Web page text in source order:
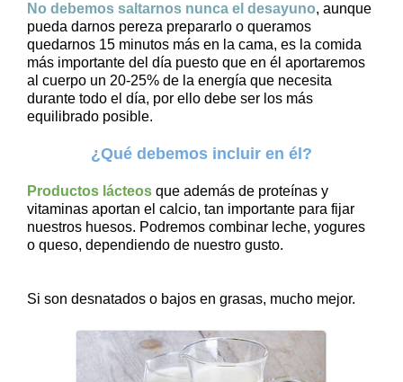
No debemos saltarnos nunca el desayuno, aunque
pueda darnos pereza prepararlo o queramos
quedarnos 15 minutos más en la cama, es la comida
más importante del día puesto que en él aportaremos
al cuerpo un 20-25% de la energía que necesita
durante todo el día, por ello debe ser los más
equilibrado posible.
¿Qué debemos incluir en él?
Productos lácteos que además de proteínas y
vitaminas aportan el calcio, tan importante para fijar
nuestros huesos. Podremos combinar leche, yogures
o queso, dependiendo de nuestro gusto.
Si son desnatados o bajos en grasas, mucho mejor.